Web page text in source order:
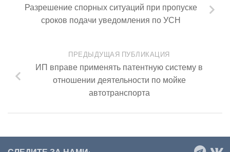
Разрешение спорных ситуаций при пропуске
сроков подачи уведомления по УСН
ПРЕДЫДУЩАЯ ПУБЛИКАЦИЯ
ИП вправе применять патентную систему в
отношении деятельности по мойке
автотранспорта